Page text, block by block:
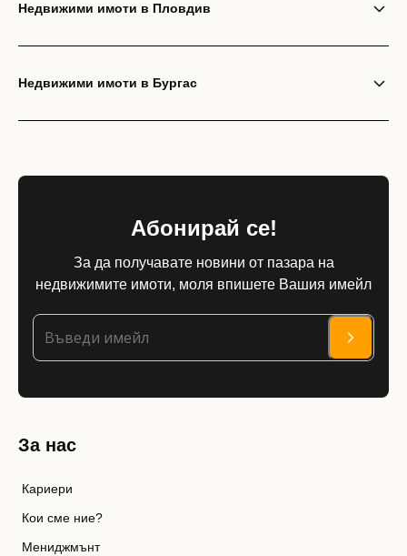
Недвижими имоти в Пловдив
Недвижими имоти в Бургас
Абонирай се!
За да получавате новини от пазара на
недвижимите имоти, моля впишете Вашия имейл
За нас
Кариери
Кои сме ние?
Мениджмънт